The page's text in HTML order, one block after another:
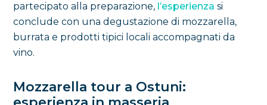
partecipato alla preparazione, l’esperienza si
conclude con una degustazione di mozzarella,
burrata e prodotti tipici locali accompagnati da
vino.
Mozzarella tour a Ostuni: